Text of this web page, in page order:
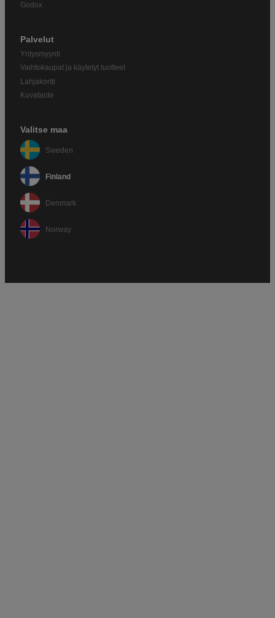
Godox
Palvelut
Yritysmyynti
Vaihtokaupat ja käytetyt tuotteet
Lahjakortti
Kuvataide
Valitse maa
Sweden
Finland
Denmark
Norway